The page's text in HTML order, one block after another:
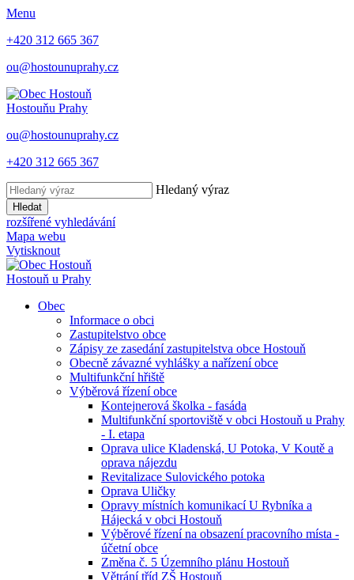
Menu
+420 312 665 367
ou@hostounuprahy.cz
Hostouňu Prahy
ou@hostounuprahy.cz
+420 312 665 367
Hledaný výraz
Hledat
rozšířené vyhledávání
Mapa webu
Vytisknout
Hostouň u Prahy
Obec
Informace o obci
Zastupitelstvo obce
Zápisy ze zasedání zastupitelstva obce Hostouň
Obecně závazné vyhlášky a nařízení obce
Multifunkční hřiště
Výběrová řízení obce
Kontejnerová školka - fasáda
Multifunkční sportoviště v obci Hostouň u Prahy
- I. etapa
Oprava ulice Kladenská, U Potoka, V Koutě a
oprava nájezdu
Revitalizace Sulovického potoka
Oprava Uličky
Opravy místních komunikací U Rybníka a
Hájecká v obci Hostouň
Výběrové řízení na obsazení pracovního místa -
účetní obce
Změna č. 5 Územního plánu Hostouň
Větrání tříd ZŠ Hostouň